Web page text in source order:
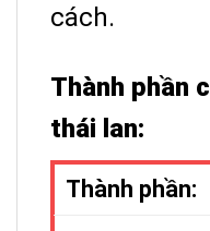
cách.
Thành phần
thái lan:
Thành phần: